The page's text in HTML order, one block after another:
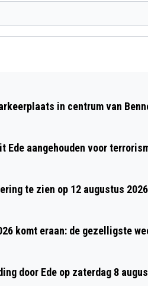
ZIJN HOOFD
ZOEKT
in centrum van
Ede aangehouden voor
te zien op 12 augustus 2026
komt eraan: de gezelligste
door Ede op zaterdag 8